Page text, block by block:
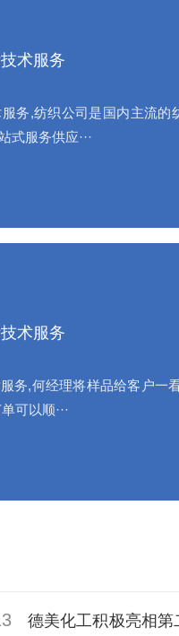
术服务
务,纺织公司是国内主流的
式服务供应···
术服务
务,何经理将样品给客户一
可以顺···
德美化工积极亮相